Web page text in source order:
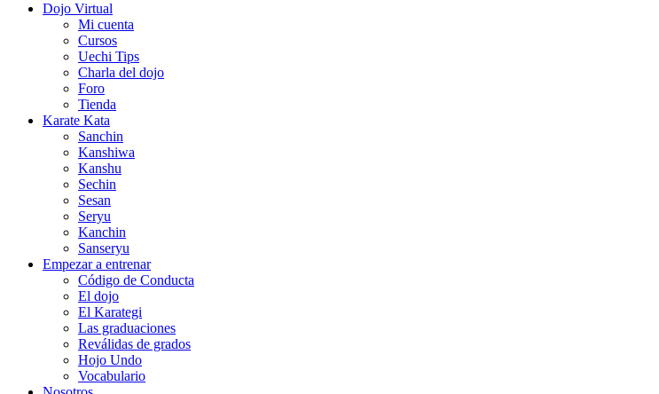
Dojo Virtual
Mi cuenta
Cursos
Uechi Tips
Charla del dojo
Foro
Tienda
Karate Kata
Sanchin
Kanshiwa
Kanshu
Sechin
Sesan
Seryu
Kanchin
Sanseryu
Empezar a entrenar
Código de Conducta
El dojo
El Karategi
Las graduaciones
Reválidas de grados
Hojo Undo
Vocabulario